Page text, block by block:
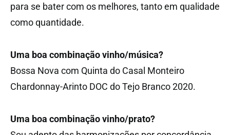
para se bater com os melhores, tanto em qualidade
como quantidade.
Uma boa combinação vinho/música?
Bossa Nova com Quinta do Casal Monteiro
Chardonnay-Arinto DOC do Tejo Branco 2020.
Uma boa combinação vinho/prato?